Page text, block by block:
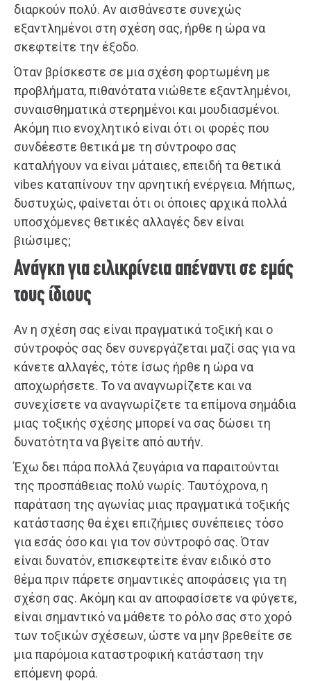
διαρκούν πολύ. Αν αισθάνεστε συνεχώς
εξαντλημένοι στη σχέση σας, ήρθε η ώρα να
σκεφτείτε την έξοδο.
Όταν βρίσκεστε σε μια σχέση φορτωμένη με
προβλήματα, πιθανότατα νιώθετε εξαντλημένοι,
συναισθηματικά στερημένοι και μουδιασμένοι.
Ακόμη πιο ενοχλητικό είναι ότι οι φορές που
συνδέεστε θετικά με τη σύντροφο σας
καταλήγουν να είναι μάταιες, επειδή τα θετικά
vibes καταπίνουν την αρνητική ενέργεια. Μήπως,
δυστυχώς, φαίνεται ότι οι όποιες αρχικά πολλά
υποσχόμενες θετικές αλλαγές δεν είναι
βιώσιμες;
Ανάγκη για ειλικρίνεια απέναντι σε εμάς
τους ίδιους
Αν η σχέση σας είναι πραγματικά τοξική και ο
σύντροφός σας δεν συνεργάζεται μαζί σας για να
κάνετε αλλαγές, τότε ίσως ήρθε η ώρα να
αποχωρήσετε. Το να αναγνωρίζετε και να
συνεχίσετε να αναγνωρίζετε τα επίμονα σημάδια
μιας τοξικής σχέσης μπορεί να σας δώσει τη
δυνατότητα να βγείτε από αυτήν.
Έχω δει πάρα πολλά ζευγάρια να παραιτούνται
της προσπάθειας πολύ νωρίς. Ταυτόχρονα, η
παράταση της αγωνίας μιας πραγματικά τοξικής
κατάστασης θα έχει επιζήμιες συνέπειες τόσο
για εσάς όσο και για τον σύντροφό σας. Όταν
είναι δυνατόν, επισκεφτείτε έναν ειδικό στο
θέμα πριν πάρετε σημαντικές αποφάσεις για τη
σχέση σας. Ακόμη και αν αποφασίσετε να φύγετε,
είναι σημαντικό να μάθετε το ρόλο σας στο χορό
των τοξικών σχέσεων, ώστε να μην βρεθείτε σε
μια παρόμοια καταστροφική κατάσταση την
επόμενη φορά.